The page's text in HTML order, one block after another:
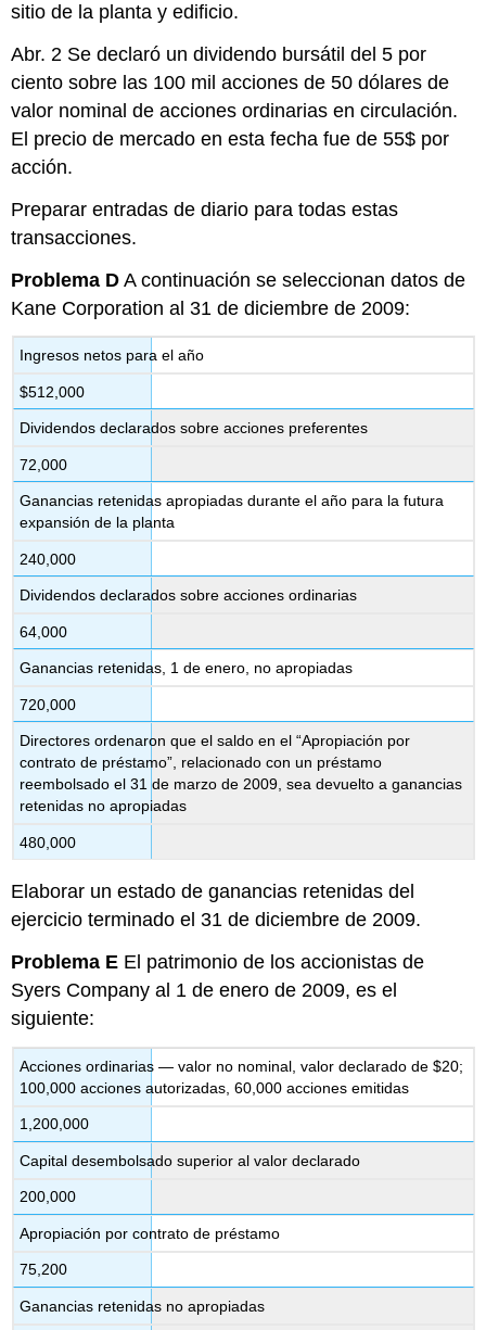
sitio de la planta y edificio.
Abr. 2 Se declaró un dividendo bursátil del 5 por
ciento sobre las 100 mil acciones de 50 dólares de
valor nominal de acciones ordinarias en circulación.
El precio de mercado en esta fecha fue de 55$ por
acción.
Preparar entradas de diario para todas estas
transacciones.
Problema D A continuación se seleccionan datos de
Kane Corporation al 31 de diciembre de 2009:
Ingresos netos para el año
$512,000
Dividendos declarados sobre acciones preferentes
72,000
Ganancias retenidas apropiadas durante el año para la futura
expansión de la planta
240,000
Dividendos declarados sobre acciones ordinarias
64,000
Ganancias retenidas, 1 de enero, no apropiadas
720,000
Directores ordenaron que el saldo en el “Apropiación por
contrato de préstamo”, relacionado con un préstamo
reembolsado el 31 de marzo de 2009, sea devuelto a ganancias
retenidas no apropiadas
480,000
Elaborar un estado de ganancias retenidas del
ejercicio terminado el 31 de diciembre de 2009.
Problema E El patrimonio de los accionistas de
Syers Company al 1 de enero de 2009, es el
siguiente:
Acciones ordinarias — valor no nominal, valor declarado de $20;
100,000 acciones autorizadas, 60,000 acciones emitidas
1,200,000
Capital desembolsado superior al valor declarado
200,000
Apropiación por contrato de préstamo
75,200
Ganancias retenidas no apropiadas